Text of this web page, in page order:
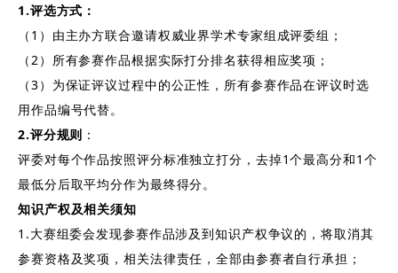
1.评选方式：
（1）由主办方联合邀请权威业界学术专家组成评委组；
（2）所有参赛作品根据实际打分排名获得相应奖项；
（3）为保证评议过程中的公正性，所有参赛作品在评议时选
用作品编号代替。
2.评分规则 ：
评委对每个作品按照评分标准独立打分，去掉1个最高分和1个
最低分后取平均分作为最终得分。
知识产权及相关须知
1.大赛组委会发现参赛作品涉及到知识产权争议的，将取消其
参赛资格及奖项，相关法律责任，全部由参赛者自行承担；